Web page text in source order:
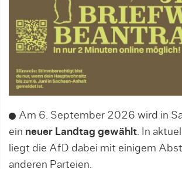
Am 6. September 2026 wird in
ein neuer Landtag gewählt . In
liegt die AfD dabei mit einigem
anderen Parteien.